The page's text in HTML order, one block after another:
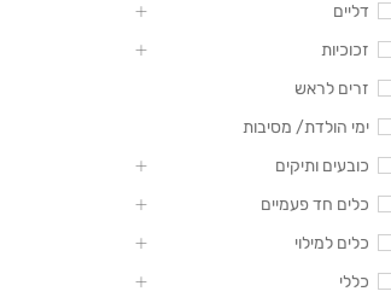
דליים
זכוכיות
זרים לראש
ימי הולדת/ מסיבות
כובעים ותיקים
כלים חד פעמיים
כלים למילוי
כללי